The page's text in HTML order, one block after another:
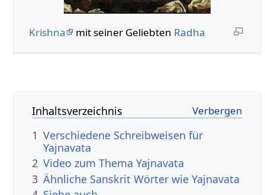
Krishna mit seiner Geliebten Radha
Inhaltsverzeichnis
1 Verschiedene Schreibweisen für
Yajnavata
2 Video zum Thema Yajnavata
3 Ähnliche Sanskrit Wörter wie Yajnavata